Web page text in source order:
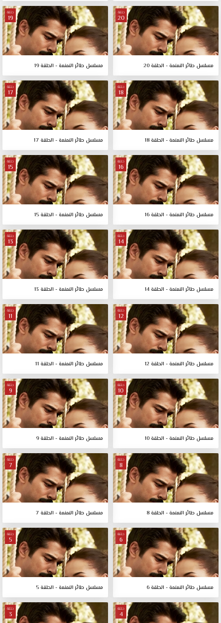
حلقة
20
مسلسل طائر النمنمة - الحلقة 20
حلقة
19
مسلسل طائر النمنمة - الحلقة 19
حلقة
18
مسلسل طائر النمنمة - الحلقة 18
حلقة
17
مسلسل طائر النمنمة - الحلقة 17
حلقة
16
مسلسل طائر النمنمة - الحلقة 16
حلقة
15
مسلسل طائر النمنمة - الحلقة 15
حلقة
14
مسلسل طائر النمنمة - الحلقة 14
حلقة
13
مسلسل طائر النمنمة - الحلقة 13
حلقة
12
مسلسل طائر النمنمة - الحلقة 12
حلقة
11
مسلسل طائر النمنمة - الحلقة 11
حلقة
10
مسلسل طائر النمنمة - الحلقة 10
حلقة
9
مسلسل طائر النمنمة - الحلقة 9
حلقة
8
مسلسل طائر النمنمة - الحلقة 8
حلقة
7
مسلسل طائر النمنمة - الحلقة 7
حلقة
6
مسلسل طائر النمنمة - الحلقة 6
حلقة
5
مسلسل طائر النمنمة - الحلقة 5
حلقة
4
حلقة
3